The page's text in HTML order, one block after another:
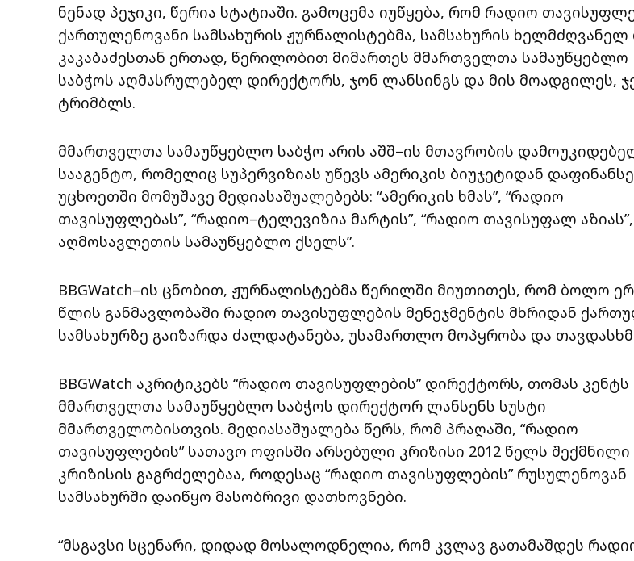
ნენად პეჯიკი, წერია სტატიაში. გამოცემა იუწყება, რომ რადიო
ქართულენოვანი სამსახურის ჟურნალისტებმა, სამსახურის
კაკაბაძესთან ერთად, წერილობით მიმართეს მმართველთა სამაუწყებლო
საბჭოს აღმასრულებელ დირექტორს, ჯონ ლანსინგს და მის მოადგილეს,
ტრიმბლს.
მმართველთა სამაუწყებლო საბჭო არის აშშ–ის მთავრობის
სააგენტო, რომელიც სუპერვიზიას უწევს ამერიკის ბიუჯეტიდან
უცხოეთში მომუშავე მედიასაშუალებებს: “ამერიკის ხმას”, “რადიო
თავისუფლებას”, “რადიო–ტელევიზია მარტის”, “რადიო თავისუფალ აზიას”,
აღმოსავლეთის სამაუწყებლო ქსელს”.
BBGWatch–ის ცნობით, ჟურნალისტებმა წერილში მიუთითეს, რომ ბოლო
წლის განმავლობაში რადიო თავისუფლების მენეჯმენტის მხრიდან
სამსახურზე გაიზარდა ძალდატანება, უსამართლო მოპყრობა და
BBGWatch აკრიტიკებს “რადიო თავისუფლების” დირექტორს, თომას კენტს
მმართველთა სამაუწყებლო საბჭოს დირექტორ ლანსენს სუსტი
მმართველობისთვის. მედიასაშუალება წერს, რომ პრაღაში, “რადიო
თავისუფლების” სათავო ოფისში არსებული კრიზისი 2012 წელს შექმნილი
კრიზისის გაგრძელებაა, როდესაც “რადიო თავისუფლების” რუსულენოვან
სამსახურში დაიწყო მასობრივი დათხოვნები.
“მსგავსი სცენარი, დიდად მოსალოდნელია, რომ კვლავ გათამაშდეს